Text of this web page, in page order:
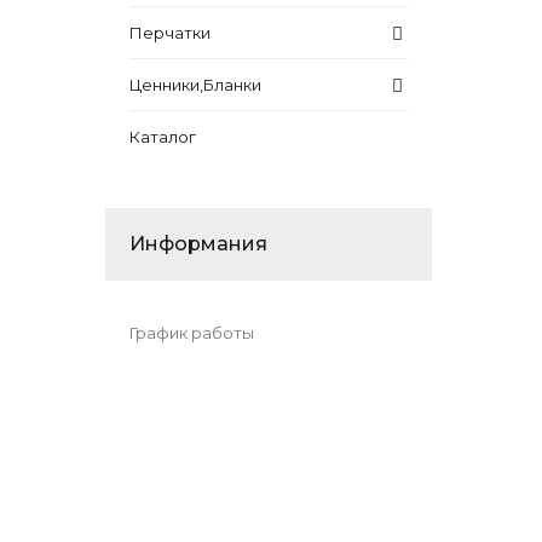
Перчатки
Ценники,Бланки
Каталог
Информания
График работы